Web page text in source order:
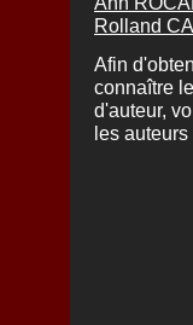
Rolland
Afin
connaître
d'auteur,
les